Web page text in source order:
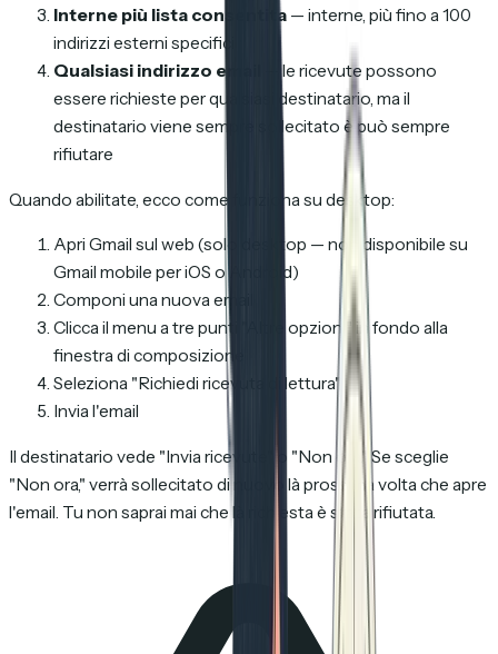
Interne più lista consentita — interne, più fino a 100
indirizzi esterni specifici
Qualsiasi indirizzo email
— le ricevute possono
essere richieste per qualsiasi destinatario, ma il
destinatario viene sempre sollecitato è può sempre
rifiutare
Quando abilitate, ecco come funziona su desktop:
Apri Gmail sul web (solo desktop — non disponibile su
Gmail mobile per iOS o Android)
Componi una nuova email
Clicca il menu a tre punti "Altre opzioni" in fondo alla
finestra di composizione
Seleziona "Richiedi ricevuta di lettura"
Invia l'email
Il destinatario vede "Invia ricevute" o "Non ora." Se sceglie
"Non ora," verrà sollecitato di nuovo là prossima volta che apre
l'email. Tu non saprai mai che là richiesta è stata rifiutata.